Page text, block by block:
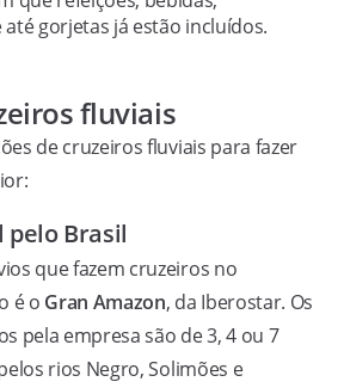
até gorjetas já estão incluídos.
fluviais
de cruzeiros fluviais para fazer
Brasil
que fazem cruzeiros no
é o Gran Amazon, da Iberostar. Os
pela empresa são de 3, 4 ou 7
rios Negro, Solimões e